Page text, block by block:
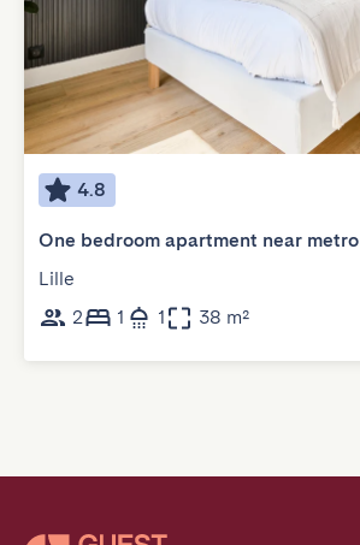
4.8
One bedroom apartment near metro
Lille
2
1 1 38 m²